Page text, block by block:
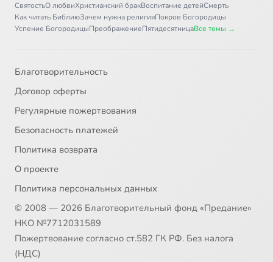
СвятостьО любвиХристианский бракВоспитание детейСмерть
Как читать БиблиюЗачем нужна религияПокров Богородицы
Успение БогородицыПреображениеПятидесятницаВсе темы →
Благотворительность
Договор оферты
Регулярные пожертвования
Безопасность платежей
Политика возврата
О проекте
Политика персональных данных
© 2008 — 2026 Благотворительный фонд «Предание»
НКО №7712031589
Пожертвование согласно ст.582 ГК РФ. Без налога
(НДС)